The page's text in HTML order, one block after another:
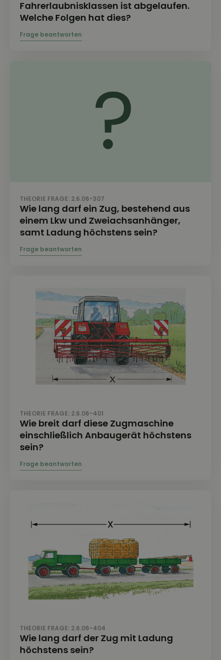
Fahrerlaubnisklassen ist abgelaufen.
Welche Folgen hat dies?
THEORIE FRAGE: 2.6.06-307
Wie lang darf ein Zug, bestehend aus
einem Lkw und Zweiachsanhänger,
samt Ladung höchstens sein?
THEORIE FRAGE: 2.6.06-401
Wie breit darf diese Zugmaschine
einschließlich Anbaugerät höchstens
sein?
THEORIE FRAGE: 2.6.06-404
Wie lang darf der Zug mit Ladung
höchstens sein?